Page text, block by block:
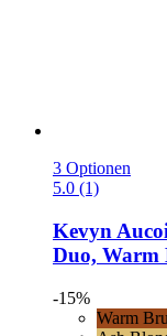
3 Optionen
5.0 (1)
Kevyn
Duo, Warm
-15%
Warm